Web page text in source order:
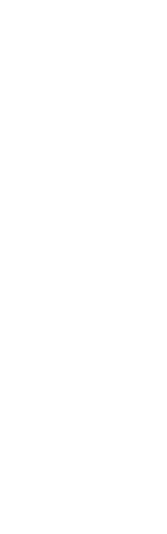
恥じろ。その
い
ため 観光の